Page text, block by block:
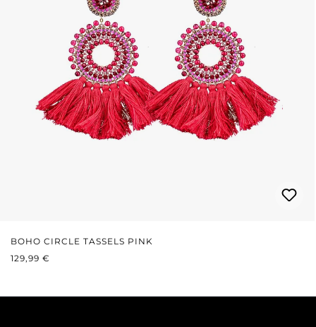
BOHO CIRCLE TASSELS PINK
REGULÄRER PREIS:
129,99 €